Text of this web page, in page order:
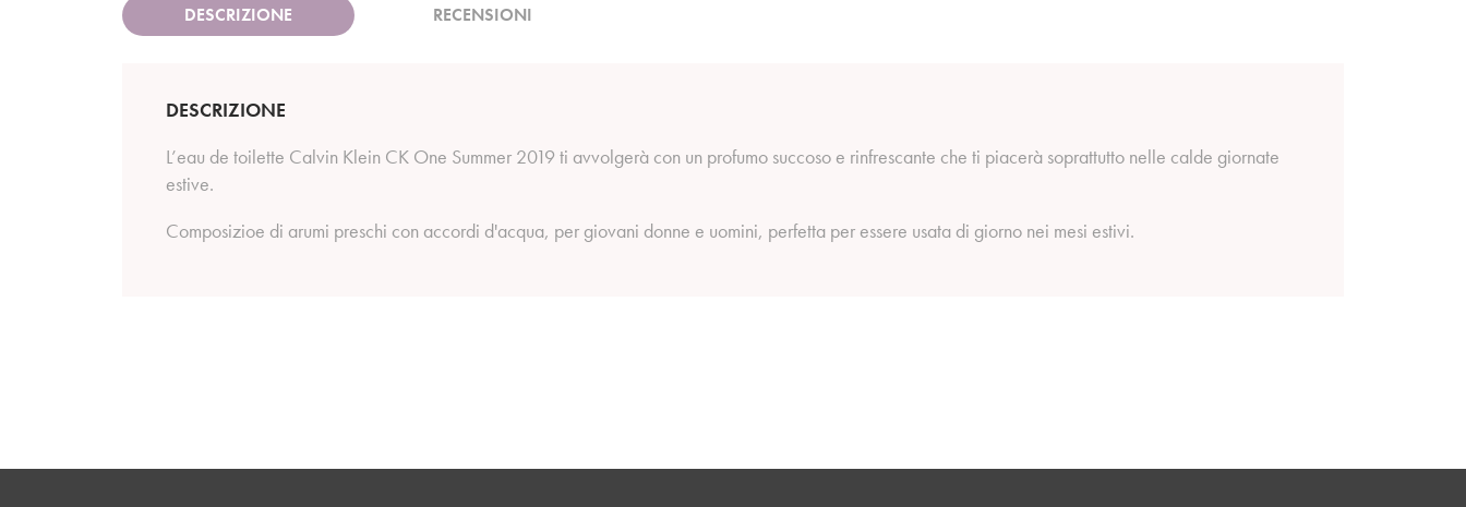
DESCRIZIONE RECENSIONI
DESCRIZIONE
L’eau de toilette Calvin Klein CK One Summer 2019 ti avvolgerà con un profumo succoso e rinfrescante che ti piacerà soprattutto nelle calde giornate
estive.
Composizioe di arumi preschi con accordi d'acqua, per giovani donne e uomini, perfetta per essere usata di giorno nei mesi estivi.